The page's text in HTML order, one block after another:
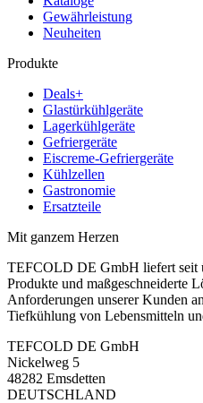
Gewährleistung
Neuheiten
Produkte
Deals+
Glastürkühlgeräte
Lagerkühlgeräte
Gefriergeräte
Eiscreme-Gefriergeräte
Kühlzellen
Gastronomie
Ersatzteile
Mit ganzem Herzen
TEFCOLD DE GmbH liefert seit
Produkte und maßgeschneiderte
Anforderungen unserer Kunden
Tiefkühlung von Lebensmitteln
TEFCOLD DE GmbH
Nickelweg 5
48282 Emsdetten
DEUTSCHLAND